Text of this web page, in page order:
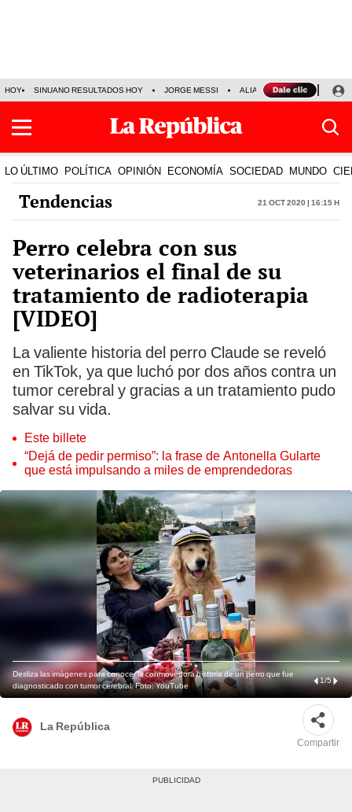
HOY SINUANO RESULTADOS HOY JORGE MESSI ALIANZA LIMA VS SPORT
LO ÚLTIMO POLÍTICA OPINIÓN ECONOMÍA SOCIEDAD MUNDO
Tendencias 21 Oct 2020 | 16:15 h
Perro celebra con sus
veterinarios el final de su
tratamiento de radioterapia
[VIDEO]
La valiente historia del perro Claude se reveló
en TikTok, ya que luchó por dos años contra un
tumor cerebral y gracias a un tratamiento pudo
salvar su vida.
Este billete
“Dejá de pedir permiso”: la frase de Antonella Gularte
que está impulsando a miles de emprendedoras
Desliza las imágenes para conocer la conmovedora historia de un perro que fue
diagnosticado con tumor cerebral. Foto: YouTube
1/5
La República
Compartir